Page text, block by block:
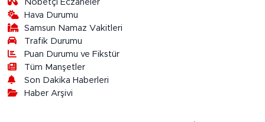
Nöbetçi Eczaneler
Hava Durumu
Samsun Namaz Vakitleri
Trafik Durumu
Puan Durumu ve Fikstür
Tüm Manşetler
Son Dakika Haberleri
Haber Arşivi